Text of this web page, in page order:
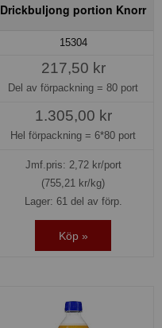
Drickbuljong portion Knorr
15304
217,50 kr
Del av förpackning = 80 port
1.305,00 kr
Hel förpackning = 6*80 port
Jmf.pris: 2,72kr/port
(755,21 kr/kg)
Lager: 61 del av förp.
Köp »